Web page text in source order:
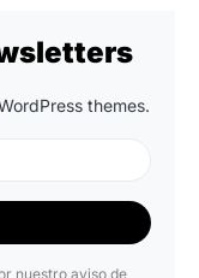
themes.
nuestro aviso de